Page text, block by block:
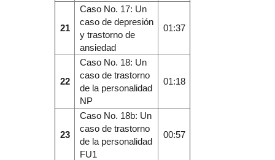
21
Caso No. 17: Un
caso de depresión
y trastorno de
ansiedad
01:37
22
Caso No. 18: Un
caso de trastorno
de la personalidad
NP
01:18
23
Caso No. 18b: Un
caso de trastorno
de la personalidad
FU1
00:57